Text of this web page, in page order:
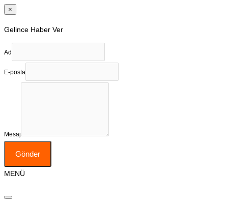
×
Gelince Haber Ver
Ad
E-posta
Mesaj
Gönder
MENÜ